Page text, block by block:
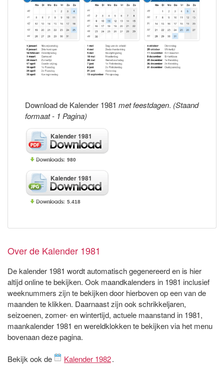
Download de Kalender 1981met feestdagen. (Staand
formaat - 1 Pagina)
Kalender 1981
980
Kalender 1981
5.418
Over de Kalender 1981
De kalender 1981 wordt automatisch gegenereerd en is hier
altijd online te bekijken. Ook maandkalenders in 1981 inclusief
weeknummers zijn te bekijken door hierboven op een van de
maanden te klikken. Daarnaast zijn ook schrikkeljaren,
seizoenen, zomer- en wintertijd, actuele maanstand in 1981,
maankalender 1981 en wereldklokken te bekijken via het menu
bovenaan deze pagina.
Bekijk ook de Kalender 1982.